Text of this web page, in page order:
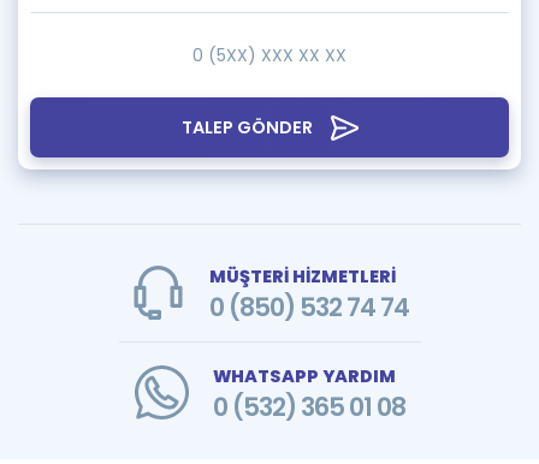
TALEP GÖNDER
MÜŞTERİ HİZMETLERİ
0 (850) 532 74 74
WHATSAPP YARDIM
0 (532) 365 01 08